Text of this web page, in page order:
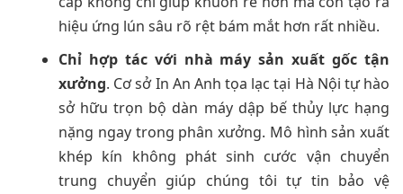
hiệu ứng lún sâu rõ rệt bám mắt hơn rất nhiều.
Chỉ hợp tác với nhà máy sản xuất gốc tận
xưởng. Cơ sở In An Anh tọa lạc tại Hà Nội tự hào
sở hữu trọn bộ dàn máy dập bế thủy lực hạng
nặng ngay trong phân xưởng. Mô hình sản xuất
khép kín không phát sinh cước vận chuyển
trung chuyển giúp chúng tôi tự tin bảo vệ